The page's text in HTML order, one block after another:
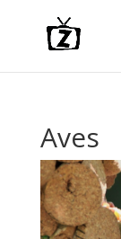
Aves